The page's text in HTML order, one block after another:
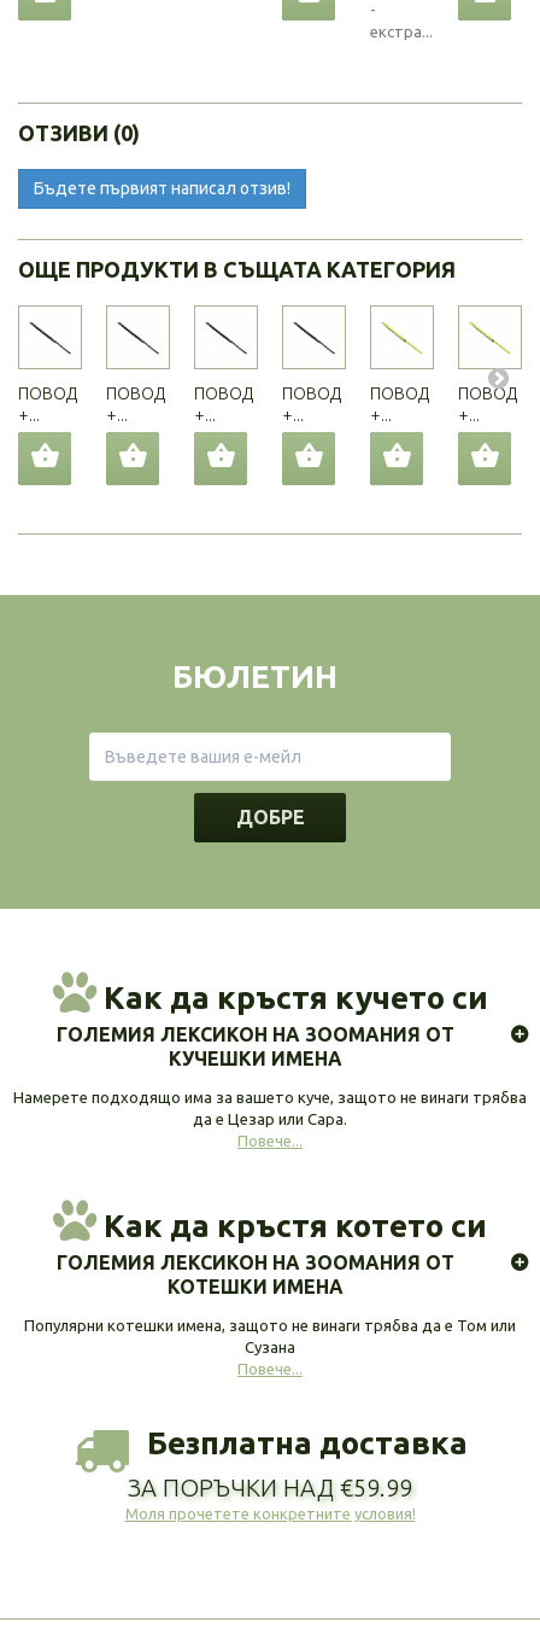
-
екстра...
ОТЗИВИ (0)
Бъдете първият написал отзив!
ОЩЕ ПРОДУКТИ В СЪЩАТА КАТЕГОРИЯ
ПОВОД
+...
ПОВОД
+...
ПОВОД
+...
ПОВОД
+...
ПОВОД
+...
ПОВОД
+...
БЮЛЕТИН
ДОБРЕ
Как да кръстя кучето си
ГОЛЕМИЯ ЛЕКСИКОН НА ЗООМАНИЯ ОТ
КУЧЕШКИ ИМЕНА
Намерете подходящо има за вашето куче, защото не винаги трябва
да е Цезар или Сара.
Повече...
Как да кръстя котето си
ГОЛЕМИЯ ЛЕКСИКОН НА ЗООМАНИЯ ОТ
КОТЕШКИ ИМЕНА
Популярни котешки имена, защото не винаги трябва да е Том или
Сузана
Повече...
Безплатна доставка
ЗА ПОРЪЧКИ НАД €59.99
Моля прочетете конкретните условия!